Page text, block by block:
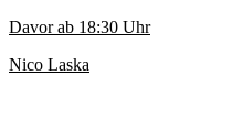
Davor ab 18:30 Uhr
Nico Laska